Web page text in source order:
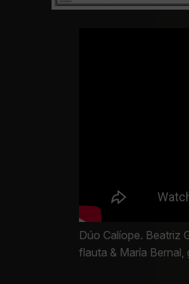
Dúo Calíope. Beatriz
flauta & María Bernal,